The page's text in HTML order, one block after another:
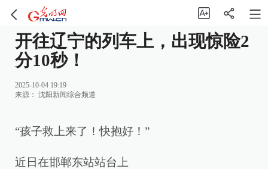
开往辽宁的列车上，出现惊险2
分10秒！
2025-10-04 19:19
来源： 沈阳新闻综合频道
“孩子救上来了！快抱好！”
近日在邯郸东站站台上